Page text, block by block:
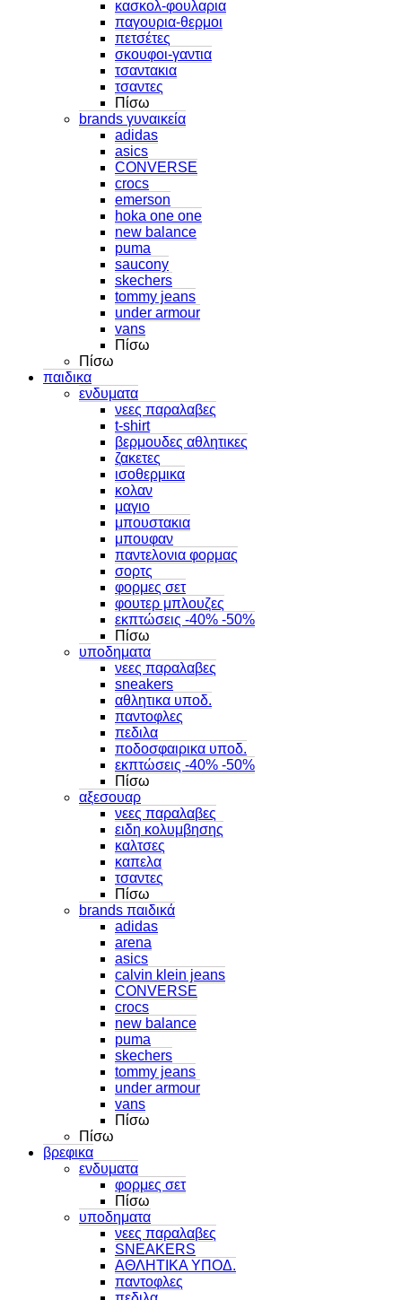
κασκολ-φουλαρια
παγουρια-θερμοι
πετσέτες
σκουφοι-γαντια
τσαντακια
τσαντες
Πίσω
brands γυναικεία
adidas
asics
CONVERSE
crocs
emerson
hoka one one
new balance
puma
saucony
skechers
tommy jeans
under armour
vans
Πίσω
Πίσω
παιδικα
ενδυματα
νεες παραλαβες
t-shirt
βερμουδες αθλητικες
ζακετες
ισοθερμικα
κολαν
μαγιο
μπουστακια
μπουφαν
παντελονια φορμας
σορτς
φορμες σετ
φουτερ μπλουζες
εκπτώσεις -40% -50%
Πίσω
υποδηματα
νεες παραλαβες
sneakers
αθλητικα υποδ.
παντοφλες
πεδιλα
ποδοσφαιρικα υποδ.
εκπτώσεις -40% -50%
Πίσω
αξεσουαρ
νεες παραλαβες
ειδη κολυμβησης
καλτσες
καπελα
τσαντες
Πίσω
brands παιδικά
adidas
arena
asics
calvin klein jeans
CONVERSE
crocs
new balance
puma
skechers
tommy jeans
under armour
vans
Πίσω
Πίσω
βρεφικα
ενδυματα
φορμες σετ
Πίσω
υποδηματα
νεες παραλαβες
SNEAKERS
ΑΘΛΗΤΙΚΑ ΥΠΟΔ.
παντοφλες